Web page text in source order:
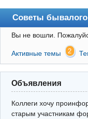
Советы
Форум
Правила
Поиск
Регистрация
Вы не вошли.
Активные темы 2
Объявления
Коллеги хочу
старым участникам